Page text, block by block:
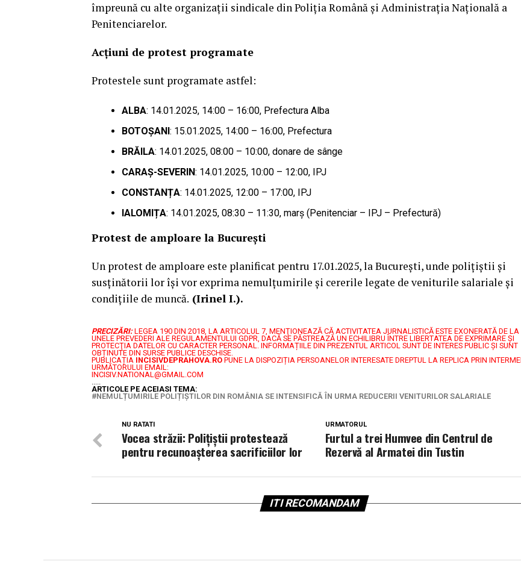
împreună cu alte organizații sindicale din Poliția Română și Administrația Națională a
Penitenciarelor.
Acțiuni de protest programate
Protestele sunt programate astfel:
ALBA: 14.01.2025, 14:00 – 16:00, Prefectura Alba
BOTOȘANI : 15.01.2025, 14:00 – 16:00, Prefectura
BRĂILA: 14.01.2025, 08:00 – 10:00, donare de sânge
CARAȘ-SEVERIN: 14.01.2025, 10:00 – 12:00, IPJ
CONSTANȚA: 14.01.2025, 12:00 – 17:00, IPJ
IALOMIȚA: 14.01.2025, 08:30 – 11:30, marș (Penitenciar – IPJ – Prefectură)
Protest de amploare la București
Un protest de amploare este planificat pentru 17.01.2025, la București, unde polițiștii și
susținătorii lor își vor exprima nemulțumirile și cererile legate de veniturile salariale și
condițiile de muncă. (Irinel I.).
PRECIZĂRI: LEGEA 190 DIN 2018, LA ARTICOLUL 7, MENŢIONEAZĂ CĂ ACTIVITATEA JURNALISTICĂ ESTE EXONERATĂ DE LA
UNELE PREVEDERI ALE REGULAMENTULUI GDPR, DACĂ SE PĂSTREAZĂ UN ECHILIBRU ÎNTRE LIBERTATEA DE EXPRIMARE ŞI
PROTECŢIA DATELOR CU CARACTER PERSONAL. INFORMAȚIILE DIN PREZENTUL ARTICOL SUNT DE INTERES PUBLIC ȘI SUNT
OBȚINUTE DIN SURSE PUBLICE DESCHISE.
PUBLICAȚIA INCISIVDEPRAHOVA.RO PUNE LA DISPOZIȚIA PERSOANELOR INTERESATE DREPTUL LA REPLICA PRIN
URMĂTORULUI EMAIL:
INCISIV.NATIONAL@GMAIL.COM
.....
ARTICOLE PE ACEIASI TEMA:
NEMULȚUMIRILE POLIȚIȘTILOR DIN ROMÂNIA SE INTENSIFICĂ ÎN URMA REDUCERII VENITURILOR SALARIALE
URMATORUL
Furtul a trei Humvee din Centrul de
Rezervă al Armatei din Tustin
NU RATATI
Vocea străzii: Polițiștii protestează
pentru recunoașterea sacrificiilor lor
ITI RECOMANDAM